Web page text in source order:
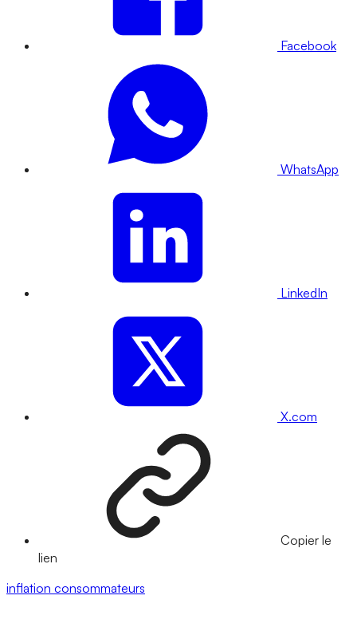
Facebook
WhatsApp
LinkedIn
X.com
Copier le
lien
inflation consommateurs